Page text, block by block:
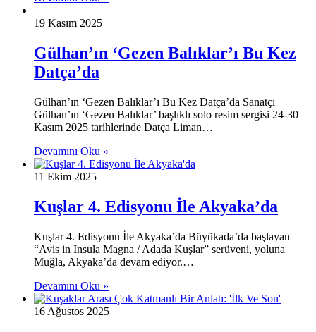
19 Kasım 2025
Gülhan’ın ‘Gezen Balıklar’ı Bu Kez
Datça’da
Gülhan’ın ‘Gezen Balıklar’ı Bu Kez Datça’da Sanatçı
Gülhan’ın ‘Gezen Balıklar’ başlıklı solo resim sergisi 24-30
Kasım 2025 tarihlerinde Datça Liman…
Devamını Oku »
11 Ekim 2025
Kuşlar 4. Edisyonu İle Akyaka’da
Kuşlar 4. Edisyonu İle Akyaka’da Büyükada’da başlayan
“Avis in Insula Magna / Adada Kuşlar” serüveni, yoluna
Muğla, Akyaka’da devam ediyor.…
Devamını Oku »
16 Ağustos 2025